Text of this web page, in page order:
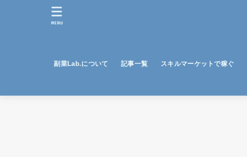
副業Lab.について 記事一覧 スキルマーケットで稼ぐ
MENU